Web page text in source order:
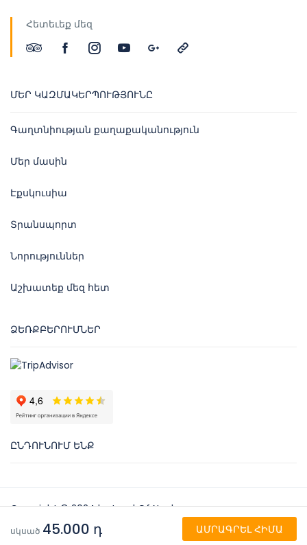
սկսած 45.000 դ ԱՄՐԱԳՐԵԼ ՀԻՄԱ
Հետեւեք մեզ
ՄԵՐ ԿԱԶՄԱԿԵՐՊՈՒԹՅՈՒՆԸ
Գաղտնիության քաղաքականություն
Մեր մասին
Էքսկուսիա
Տրանսպորտ
Նորություններ
Աշխատեք մեզ հետ
ՁԵՌՔԲԵՐՈՒՄՆԵՐ
ԸՆԴՈՒՆՈՒՄ ԵՆՔ
Copyright © 2024 by Land Of Noah
Նոյի Երկիր